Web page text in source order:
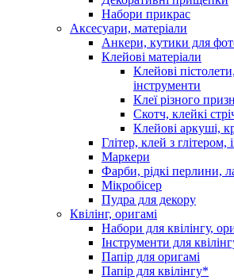
Набори прикрас
Аксесуари, матеріали
Анкери, кутики для
Клейові матеріали
Клейові
інструменти
Клеї різного
Скотч, клейкі
Клейові аркуші,
Глітер, клей з глітером,
Маркери
Фарби, рідкі перлини,
Мікробісер
Пудра для декору
Квілінг, оригамі
Набори для квілінгу,
Інструменти для
Папір для оригамі
Папір для квілінгу*